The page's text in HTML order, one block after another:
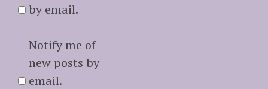
by email.
Notify me of
new posts by
email.